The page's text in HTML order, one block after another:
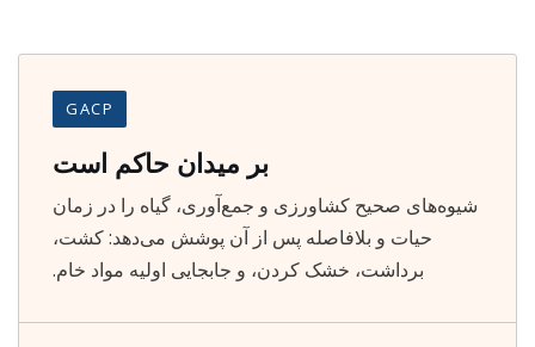
GACP
بر میدان حاکم است
شیوه‌های صحیح کشاورزی و جمع‌آوری، گیاه را در زمان
حیات و بلافاصله پس از آن پوشش می‌دهد: کشت،
برداشت، خشک کردن، و جابجایی اولیه مواد خام.